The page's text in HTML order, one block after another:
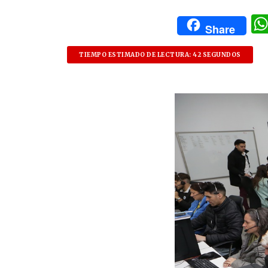
Share
TIEMPO ESTIMADO DE LECTURA: 42 SEGUNDOS